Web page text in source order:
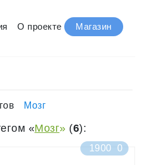
О проекте Магазин
Мозг
«Мозг» (6):
1900 0